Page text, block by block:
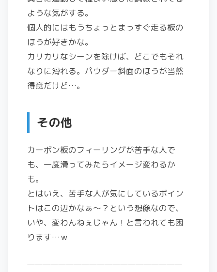
ような気がする。
個人的にはもうちょっとまっすぐ走る板の
ほうが好きかな。
カリカリなシーンを除けば、どこでもそれ
なりに滑れる。パウダー斜面のほうが当然
得意だけど…。
その他
カーボン板のフィーリングが苦手な人で
も、一度滑ってみたらイメージ変わるか
も。
とはいえ、苦手な人が気にしているポイン
トはこの辺かなぁ〜？という想像なので、
いや、変わんねぇじゃん！と言われても困
ります…ｗ
————————————————————